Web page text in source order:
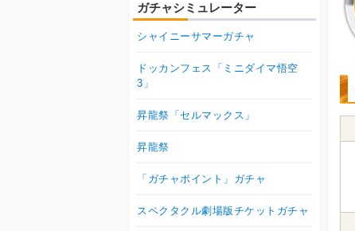
ガチャシミュレーター
シャイニーサマーガチャ
ドッカンフェス「ミニダイマ悟空
3」
昇龍祭「セルマックス」
昇龍祭
「ガチャポイント」ガチャ
スペクタクル劇場版チケットガチャ